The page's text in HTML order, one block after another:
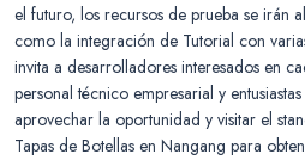
el futuro, los recursos de prueba se irán
como la integración de Tutorial con
invita a desarrolladores interesados en
personal técnico empresarial y
aprovechar la oportunidad y visitar el
Tapas de Botellas en Nangang para